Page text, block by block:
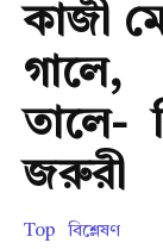
কাজী
তালে-
জরুরী
Top বিশ্লেষণ